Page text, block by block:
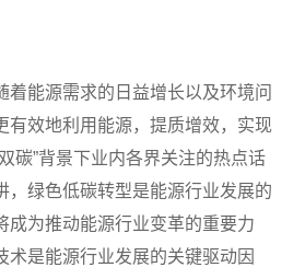
着能源需求的日益增长以及环境问
有效地利用能源，提质增效，实现
碳”背景下业内各界关注的热点话
，绿色低碳转型是能源行业发展的
成为推动能源行业变革的重要力
术是能源行业发展的关键驱动因